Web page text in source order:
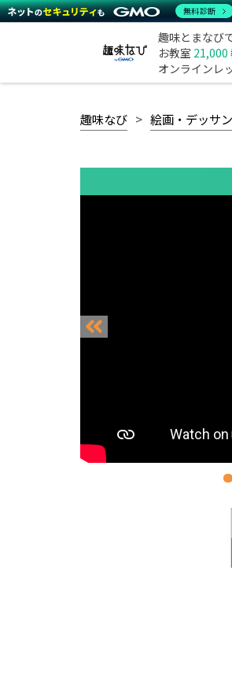
趣味とまなび
お教室 21,000
オンラインレ
趣味なび 絵画・デッサ
無料診断